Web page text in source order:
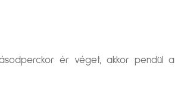
ér véget, akkor pendül a